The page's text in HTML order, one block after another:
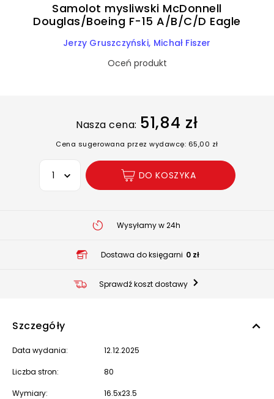
Samolot mysliwski McDonnell
Douglas/Boeing F-15 A/B/C/D Eagle
Jerzy Gruszczyński Michał Fiszer
Oceń produkt
Nasza cena: 51,84 zł
Cena sugerowana przez wydawcę: 65,00 zł
Wybierz opcję
DO KOSZYKA
Wysyłamy w 24h
Dostawa do księgarni 0 zł
Sprawdź koszt dostawy
Szczegóły
Data wydania: 12.12.2025
Liczba stron: 80
Wymiary: 16.5x23.5